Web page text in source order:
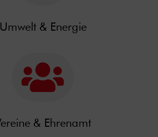
Umwelt & Energie

& Ehrenamt